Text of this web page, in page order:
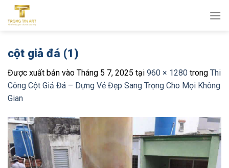
qua
cột giả đá (1)
Được xuất bản vào Tháng 5 7, 2025 tại 960 × 1280 trong Thi
Công Cột Giả Đá – Dựng Vẻ Đẹp Sang Trọng Cho Mọi Không
Gian